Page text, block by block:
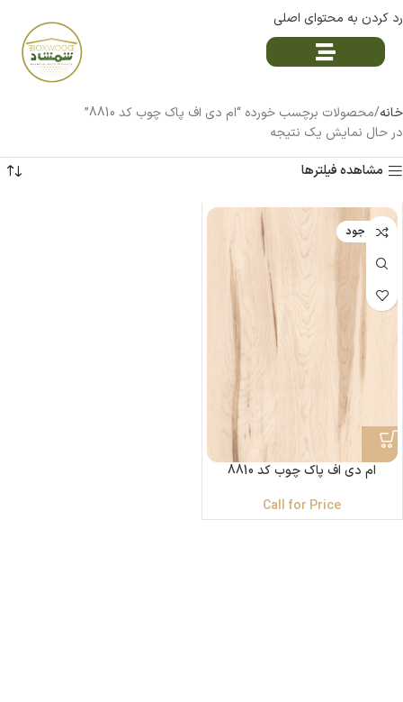
رد کردن به محتوای اصلی
خانه محصولات برچسب خورده “ام دی اف پاک چوب کد 8810”
در حال نمایش یک نتیجه
مشاهده فیلترها
ناموجود
ام دی اف پاک چوب کد 8810
Call for Price